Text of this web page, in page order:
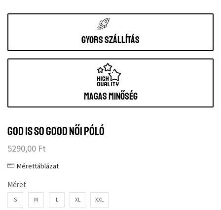
Gyors szállítás
Magas minőség
God is so good női póló
5290,00 Ft
Mérettáblázat
Méret
S M L XL XXL